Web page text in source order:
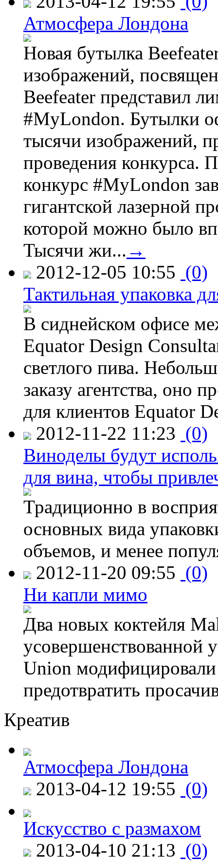
Атмосфера Лондона
Новая бутылка
изображений,
Beefeater представил
#MyLondon. Бутылки
тысячи изображений,
проведения конкурса.
конкурс #MyLondon
гигантской лазерной
которой можно было
Тысячи жи... →
2012-12-05 10:55 (0)
Тактильная упаковка
В сиднейском офисе
Equator Design
светлого пива.
заказу агентства, оно
для клиентов Equator
2012-11-22 11:23 (0)
Виноделы будут
для вина, чтобы
Традиционно в
основных вида
объемов, и менее
2012-11-20 09:55 (0)
Ни капли мимо
Два новых коктейля
усовершенствованной
Union модифицировали
предотвратить
Креатив
Атмосфера Лондона
2013-04-12 19:55 (0)
Искусство с размахом
2013-04-10 21:13 (0)